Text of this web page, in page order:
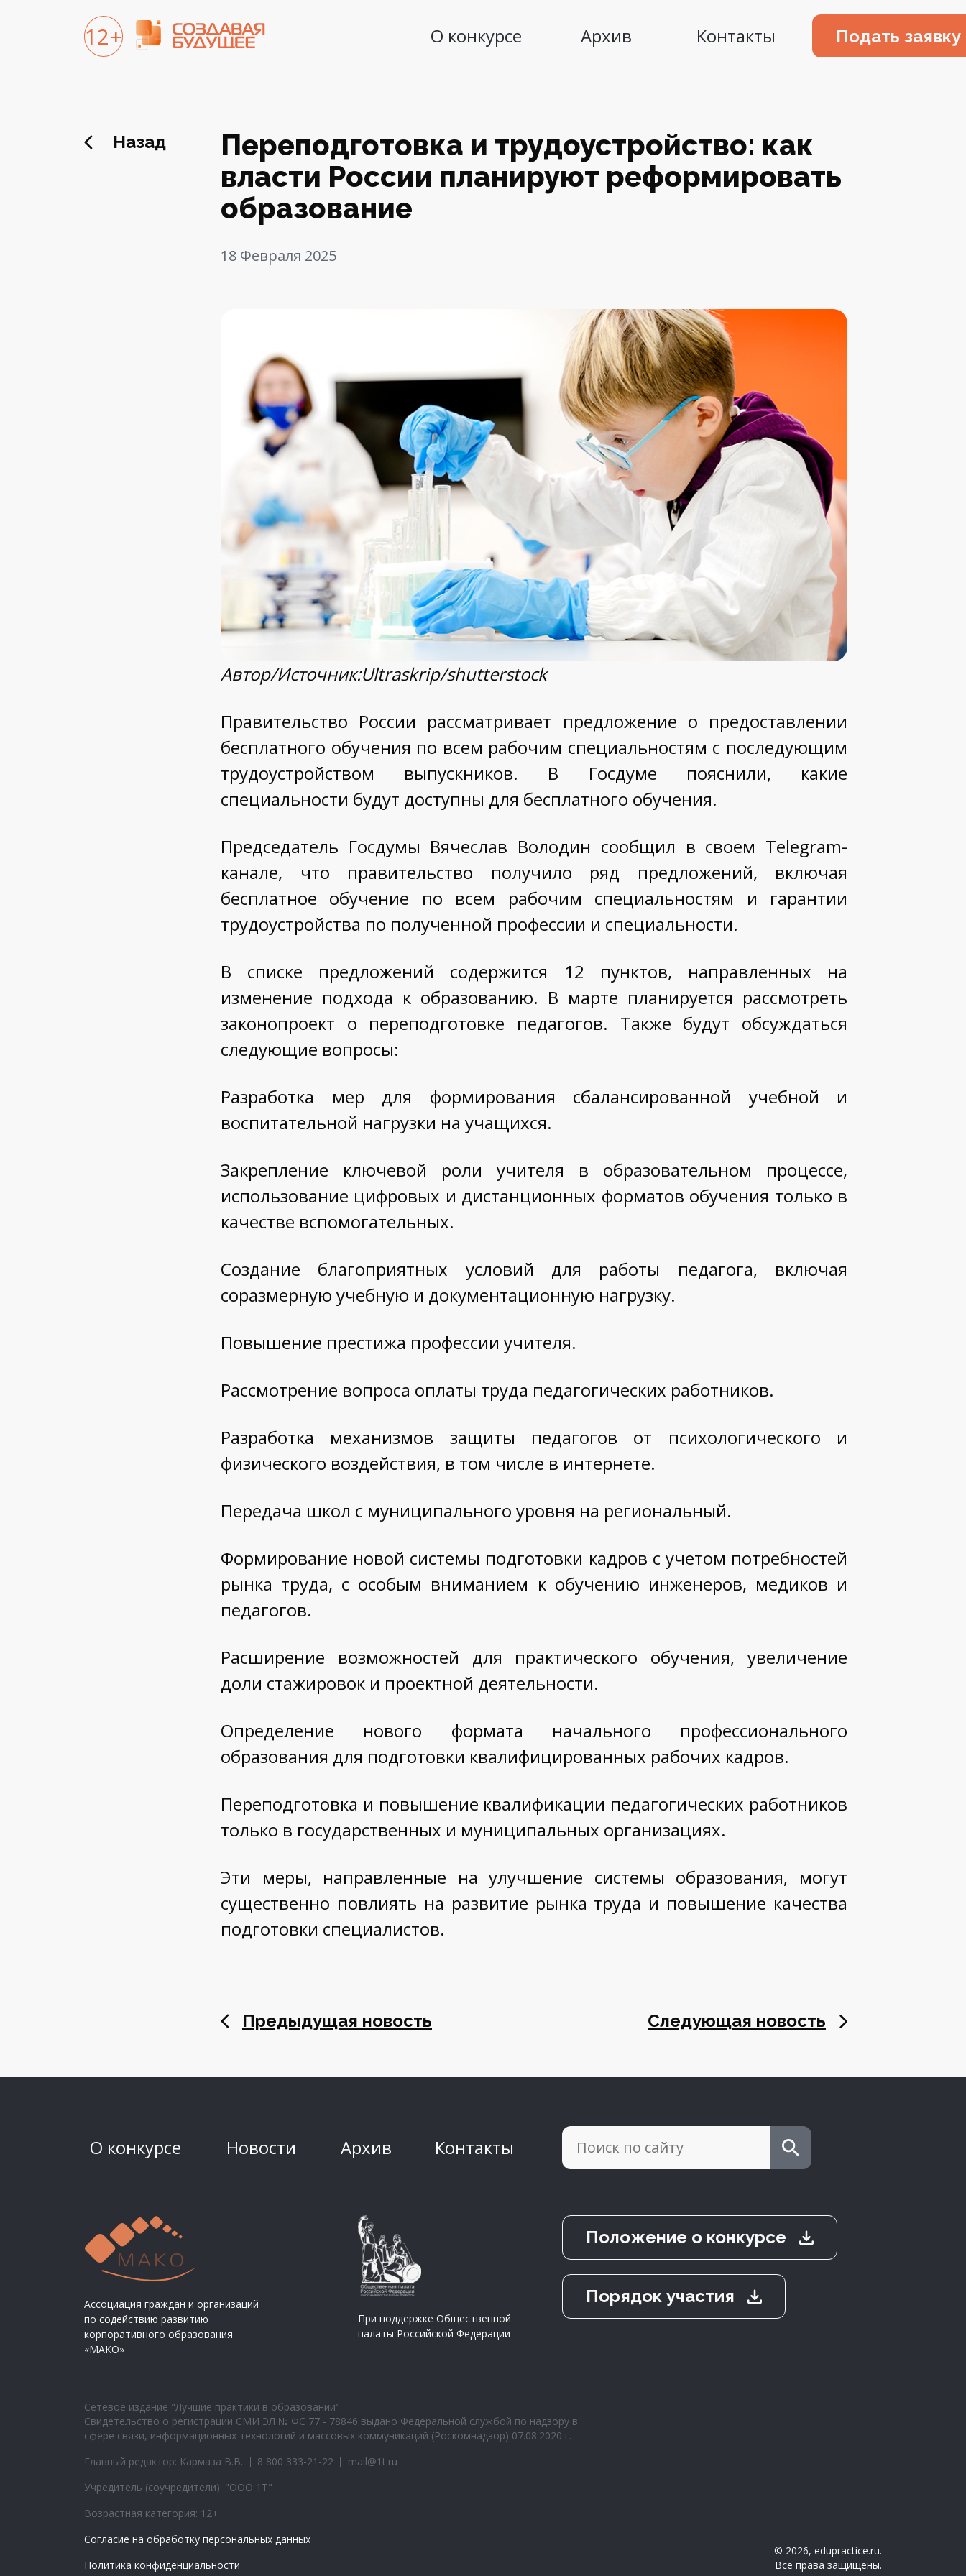
12+ О конкурсе Архив Контакты Подать заявку
Назад
Переподготовка и трудоустройство: как
власти России планируют реформировать
образование
18 Февраля 2025
Автор/Источник:Ultraskrip/shutterstock
Правительство России рассматривает предложение о предоставлении
бесплатного обучения по всем рабочим специальностям с последующим
трудоустройством выпускников. В Госдуме пояснили, какие
специальности будут доступны для бесплатного обучения.
Председатель Госдумы Вячеслав Володин сообщил в своем Telegram-
канале, что правительство получило ряд предложений, включая
бесплатное обучение по всем рабочим специальностям и гарантии
трудоустройства по полученной профессии и специальности.
В списке предложений содержится 12 пунктов, направленных на
изменение подхода к образованию. В марте планируется рассмотреть
законопроект о переподготовке педагогов. Также будут обсуждаться
следующие вопросы:
Разработка мер для формирования сбалансированной учебной и
воспитательной нагрузки на учащихся.
Закрепление ключевой роли учителя в образовательном процессе,
использование цифровых и дистанционных форматов обучения только в
качестве вспомогательных.
Создание благоприятных условий для работы педагога, включая
соразмерную учебную и документационную нагрузку.
Повышение престижа профессии учителя.
Рассмотрение вопроса оплаты труда педагогических работников.
Разработка механизмов защиты педагогов от психологического и
физического воздействия, в том числе в интернете.
Передача школ с муниципального уровня на региональный.
Формирование новой системы подготовки кадров с учетом потребностей
рынка труда, с особым вниманием к обучению инженеров, медиков и
педагогов.
Расширение возможностей для практического обучения, увеличение
доли стажировок и проектной деятельности.
Определение нового формата начального профессионального
образования для подготовки квалифицированных рабочих кадров.
Переподготовка и повышение квалификации педагогических работников
только в государственных и муниципальных организациях.
Эти меры, направленные на улучшение системы образования, могут
существенно повлиять на развитие рынка труда и повышение качества
подготовки специалистов.
Предыдущая новость Следующая новость
О конкурсе Новости Архив Контакты
Ассоциация граждан и организаций
по содействию развитию
корпоративного образования
«МАКО»
При поддержке Общественной
палаты Российской Федерации
Положение о конкурсе
Порядок участия
Сетевое издание "Лучшие практики в образовании".
Свидетельство о регистрации СМИ ЭЛ № ФС 77 - 78846 выдано Федеральной службой по надзору в
сфере связи, информационных технологий и массовых коммуникаций (Роскомнадзор) 07.08.2020 г.
Главный редактор: Кармаза В.В.
8 800 333-21-22
mail@1t.ru
Учредитель (соучредители): "ООО 1Т"
Возрастная категория: 12+
Согласие на обработку персональных данных
Политика конфиденциальности
© 2026, edupractice.ru.
Все права защищены.